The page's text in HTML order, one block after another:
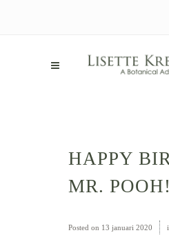
HAPPY
MR. POOH!
Posted on 13 januari 2020